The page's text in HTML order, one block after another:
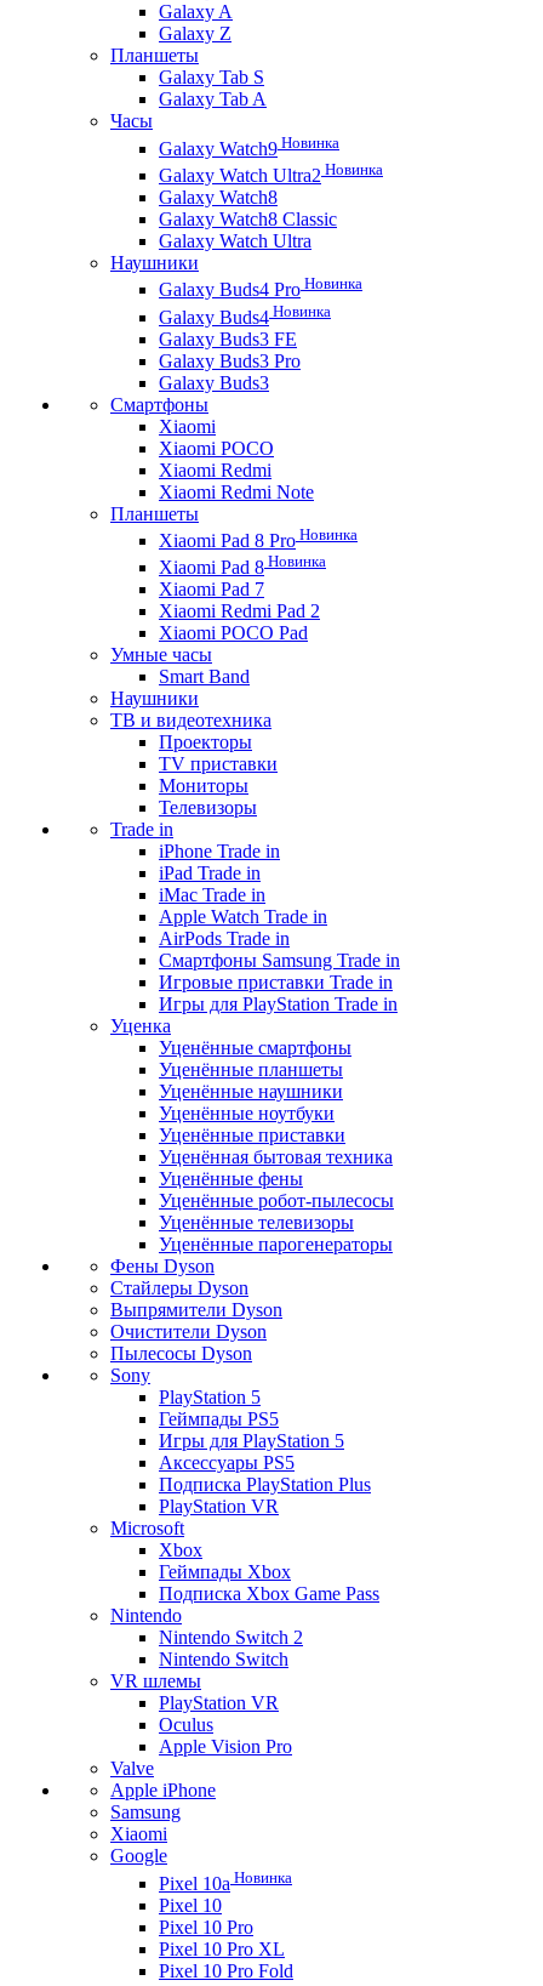
Galaxy A
Galaxy Z
Планшеты
Galaxy Tab S
Galaxy Tab A
Часы
Galaxy Watch9 Новинка
Galaxy Watch Ultra2 Новинка
Galaxy Watch8
Galaxy Watch8 Classic
Galaxy Watch Ultra
Наушники
Galaxy Buds4 Pro Новинка
Galaxy Buds4 Новинка
Galaxy Buds3 FE
Galaxy Buds3 Pro
Galaxy Buds3
Смартфоны
Xiaomi
Xiaomi POCO
Xiaomi Redmi
Xiaomi Redmi Note
Планшеты
Xiaomi Pad 8 Pro Новинка
Xiaomi Pad 8 Новинка
Xiaomi Pad 7
Xiaomi Redmi Pad 2
Xiaomi POCO Pad
Умные часы
Smart Band
Наушники
ТВ и видеотехника
Проекторы
TV приставки
Мониторы
Телевизоры
Trade in
iPhone Trade in
iPad Trade in
iMac Trade in
Apple Watch Trade in
AirPods Trade in
Смартфоны Samsung Trade in
Игровые приставки Trade in
Игры для PlayStation Trade in
Уценка
Уценённые смартфоны
Уценённые планшеты
Уценённые наушники
Уценённые ноутбуки
Уценённые приставки
Уценённая бытовая техника
Уценённые фены
Уценённые робот-пылесосы
Уценённые телевизоры
Уценённые парогенераторы
Фены Dyson
Стайлеры Dyson
Выпрямители Dyson
Очистители Dyson
Пылесосы Dyson
Sony
PlayStation 5
Геймпады PS5
Игры для PlayStation 5
Аксессуары PS5
Подписка PlayStation Plus
PlayStation VR
Microsoft
Xbox
Геймпады Xbox
Подписка Xbox Game Pass
Nintendo
Nintendo Switch 2
Nintendo Switch
VR шлемы
PlayStation VR
Oculus
Apple Vision Pro
Valve
Apple iPhone
Samsung
Xiaomi
Google
Pixel 10a Новинка
Pixel 10
Pixel 10 Pro
Pixel 10 Pro XL
Pixel 10 Pro Fold